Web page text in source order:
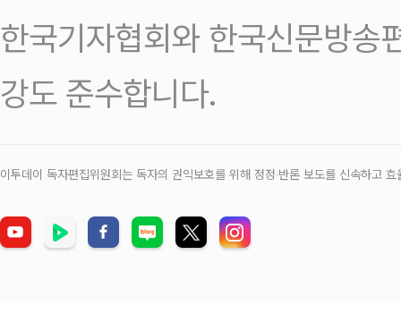
한국기자협회와 한국신문방송
강도 준수합니다.
이투데이 독자편집위원회는 독자의 권익보호를 위해 정정‧반론 보도를 신속하고